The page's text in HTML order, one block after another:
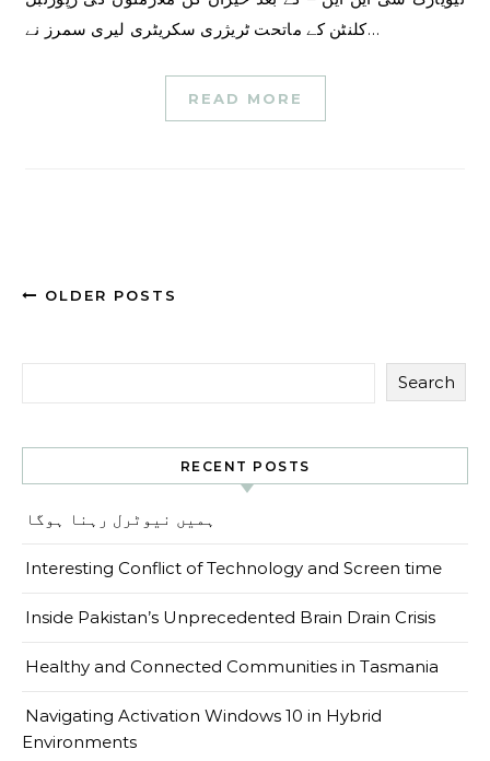
کلنٹن کے ماتحت ٹریژری سکریٹری لیری سمرز نے…
READ MORE
OLDER POSTS
Search
RECENT POSTS
ہمیں نیوٹرل رہنا ہوگا
Interesting Conflict of Technology and Screen time
Inside Pakistan’s Unprecedented Brain Drain Crisis
Healthy and Connected Communities in Tasmania
Navigating Activation Windows 10 in Hybrid
Environments